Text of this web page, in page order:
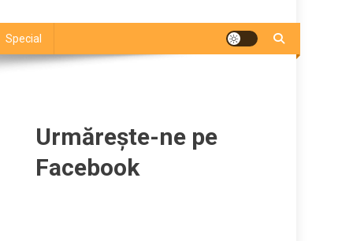
Special
Urmărește-ne pe
Facebook